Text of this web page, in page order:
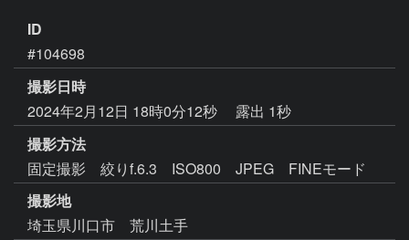
ID
#104698
撮影日時
2024年2月12日 18時0分12秒
露出 1秒
撮影方法
固定撮影 絞りf.6.3 ISO800 JPEG FINEモード
撮影地
埼玉県川口市 荒川土手